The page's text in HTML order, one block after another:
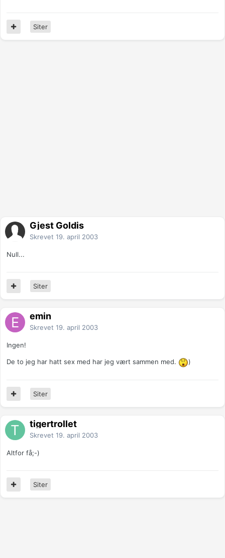
Siter
Gjest Goldis
Skrevet 19. april 2003
Null...
Siter
emin
Skrevet 19. april 2003
Ingen!
De to jeg har hatt sex med har jeg vært sammen med. )
Siter
tigertrollet
Skrevet 19. april 2003
Altfor få;-)
Siter